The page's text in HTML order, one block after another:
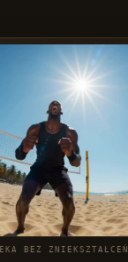
BEZ ZNIEKSZTAŁCEŃ